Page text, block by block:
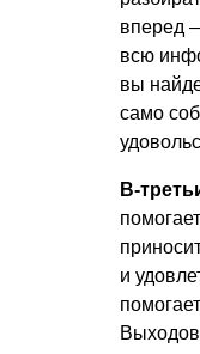
вперед
всю
вы
само
В-
и